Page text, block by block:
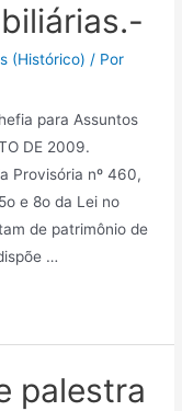
(Histórico) / Por
para Assuntos
DE 2009.
Provisória nº 460,
e 8o da Lei no
de patrimônio de
…
palestra